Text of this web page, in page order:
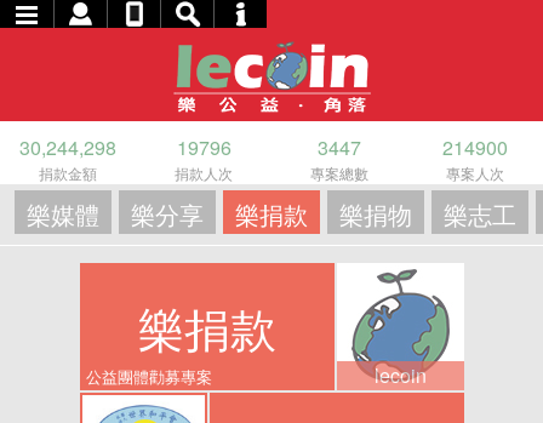
30,244,298
捐款金額
19796
捐款人次
3447
專案總數
214900
專案人次
樂媒體 樂分享 樂捐款 樂捐物 樂志工
樂捐款
公益團體勸募專案 lecoin